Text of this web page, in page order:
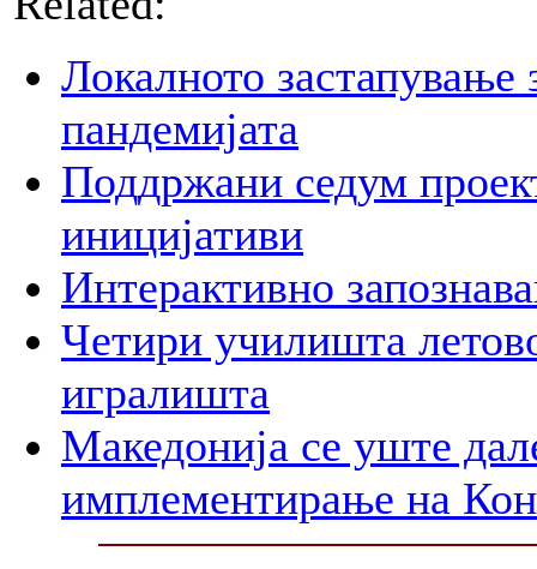
Локалното застапување
пандемијата
Поддржани седум
иницијативи
Интерактивно
Четири училишта
игралишта
Македонија се уште
имплементирање на